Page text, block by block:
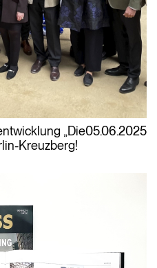
„Die
Kreuzberg!
05.06.2025